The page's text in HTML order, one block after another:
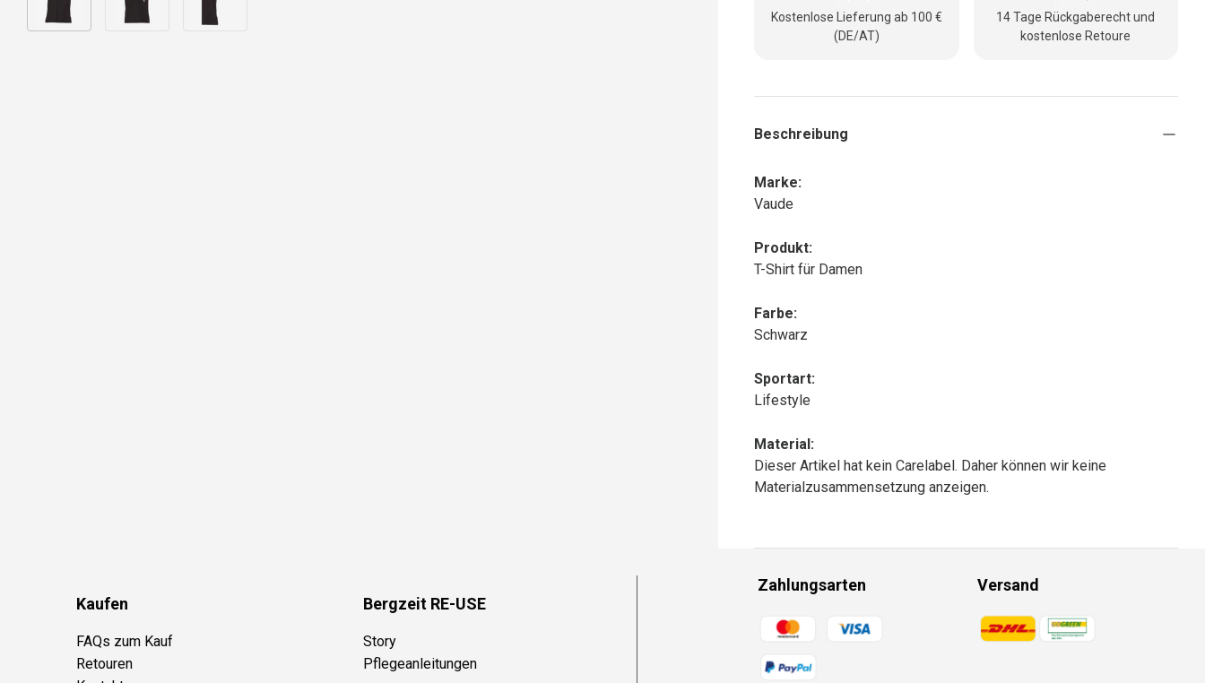
Bild 1 in Galerieansicht laden
Kostenlose Lieferung ab 100 €
(DE/AT)
14 Tage Rückgaberecht und
kostenlose Retoure
Beschreibung
Marke:
Vaude
Produkt:
T-Shirt für Damen
Farbe:
Schwarz
Sportart:
Lifestyle
Material:
Dieser Artikel hat kein Carelabel. Daher können wir keine
Materialzusammensetzung anzeigen.
Kaufen
FAQs zum Kauf
Retouren
Bergzeit RE-USE
Story
Pflegeanleitungen
Zahlungsarten
Zahlungsmethoden
Versand
Zahlungsmethoden